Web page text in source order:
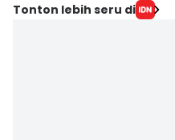
Tonton lebih seru di